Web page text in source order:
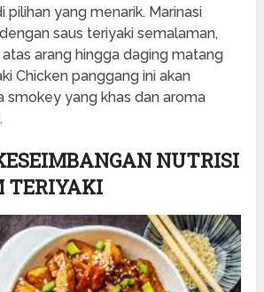
pilihan yang menarik. Marinasi
saus teriyaki semalaman,
arang hingga daging matang
Chicken panggang ini akan
smokey yang khas dan aroma
NUTRISI
TERIYAKI